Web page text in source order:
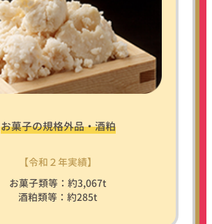
お菓⼦の規格外品・酒粕
【令和２年実績】
お菓子類等：約3,067t
酒粕類等：約285t